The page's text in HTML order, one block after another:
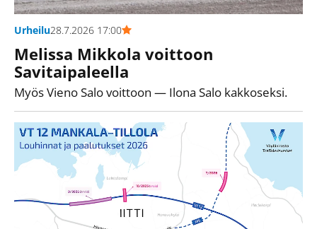
Urheilu28.7.2026 17:00
Melissa Mikkola voittoon
Savitaipaleella
Myös Vieno Salo voittoon — Ilona Salo kakkoseksi.